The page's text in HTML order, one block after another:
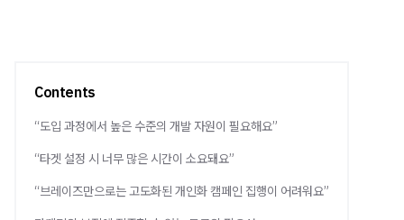
Contents
“도입 과정에서 높은 수준의 개발 자원이 필요해요”
“타겟 설정 시 너무 많은 시간이 소요돼요”
“브레이즈만으로는 고도화된 개인화 캠페인 집행이 어려워요”